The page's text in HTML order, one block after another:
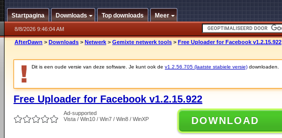
Startpagina Downloads Top downloads Meer
8/8/2026 9:46:04 AM
AfterDawn > Downloads > Netwerk > Gemixte netwerk tools > Free Uploader for Facebook v1.2.15.922
Dit is een oude versie van deze software. Je kunt ook de v1.2.56.705 (laatste stabiele versie) downloaden.
Free Uploader for Facebook v1.2.15.922
Ad-supported
Vista / Win10 / Win7 / Win8 / WinXP
DOWNLOAD